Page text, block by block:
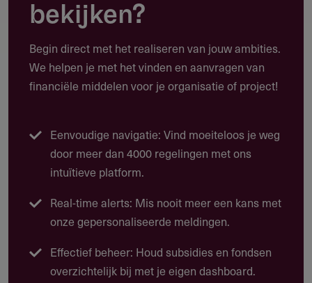
Toepassing
Waarvoor kun je deze subsidie gebruiken?
Dit privaat vermogensfonds biedt donaties aan
cultuur. Specifieke bedragen worden niet openbaar
vermeld.
gemarginaliseerde kwetsbare kinderen en vrouwen
Natuur: behoud en herstel van ecosystemen,
bescherming van zeeën en oceanen tegen
(plastic)vervuiling
bekijken?
Begin direct met het realiseren van jouw ambities.
We helpen je met het vinden en aanvragen van
financiële middelen voor je organisatie of project!
Eenvoudige navigatie: Vind moeiteloos je weg
door meer dan 4000 regelingen met ons
intuïtieve platform.
Real-time alerts: Mis nooit meer een kans met
onze gepersonaliseerde meldingen.
Effectief beheer: Houd subsidies en fondsen
overzichtelijk bij met je eigen dashboard.